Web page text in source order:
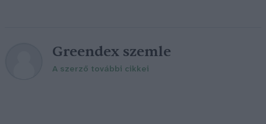
Greendex szemle
A szerző további cikkei